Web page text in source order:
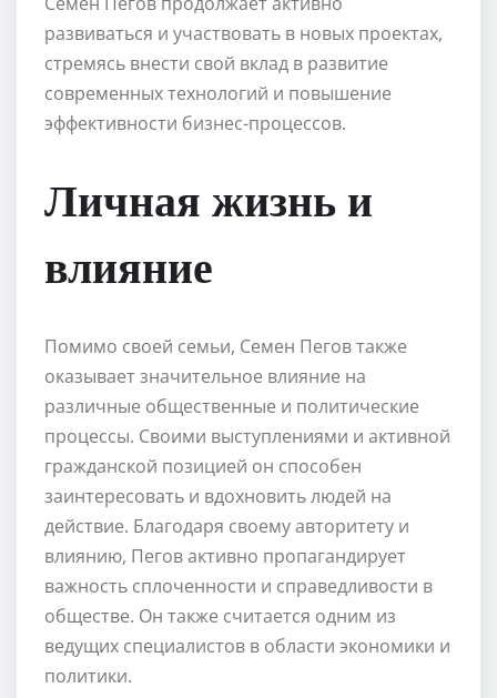
развиваться и участвовать в новых проектах,
стремясь внести свой вклад в развитие
современных технологий и повышение
эффективности бизнес-процессов.
Личная жизнь и
влияние
Помимо своей семьи, Семен Пегов также
оказывает значительное влияние на
различные общественные и политические
процессы. Своими выступлениями и активной
гражданской позицией он способен
заинтересовать и вдохновить людей на
действие. Благодаря своему авторитету и
влиянию, Пегов активно пропагандирует
важность сплоченности и справедливости в
обществе. Он также считается одним из
ведущих специалистов в области экономики и
политики.